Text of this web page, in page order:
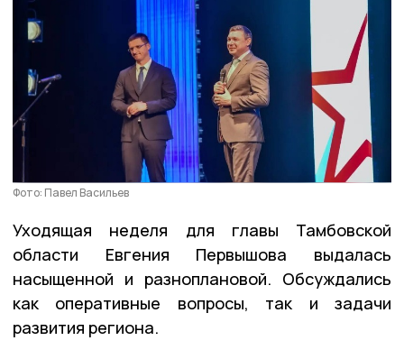
Фото: Павел Васильев
Уходящая неделя для главы Тамбовской
области Евгения Первышова выдалась
насыщенной и разноплановой. Обсуждались
как оперативные вопросы, так и задачи
развития региона.